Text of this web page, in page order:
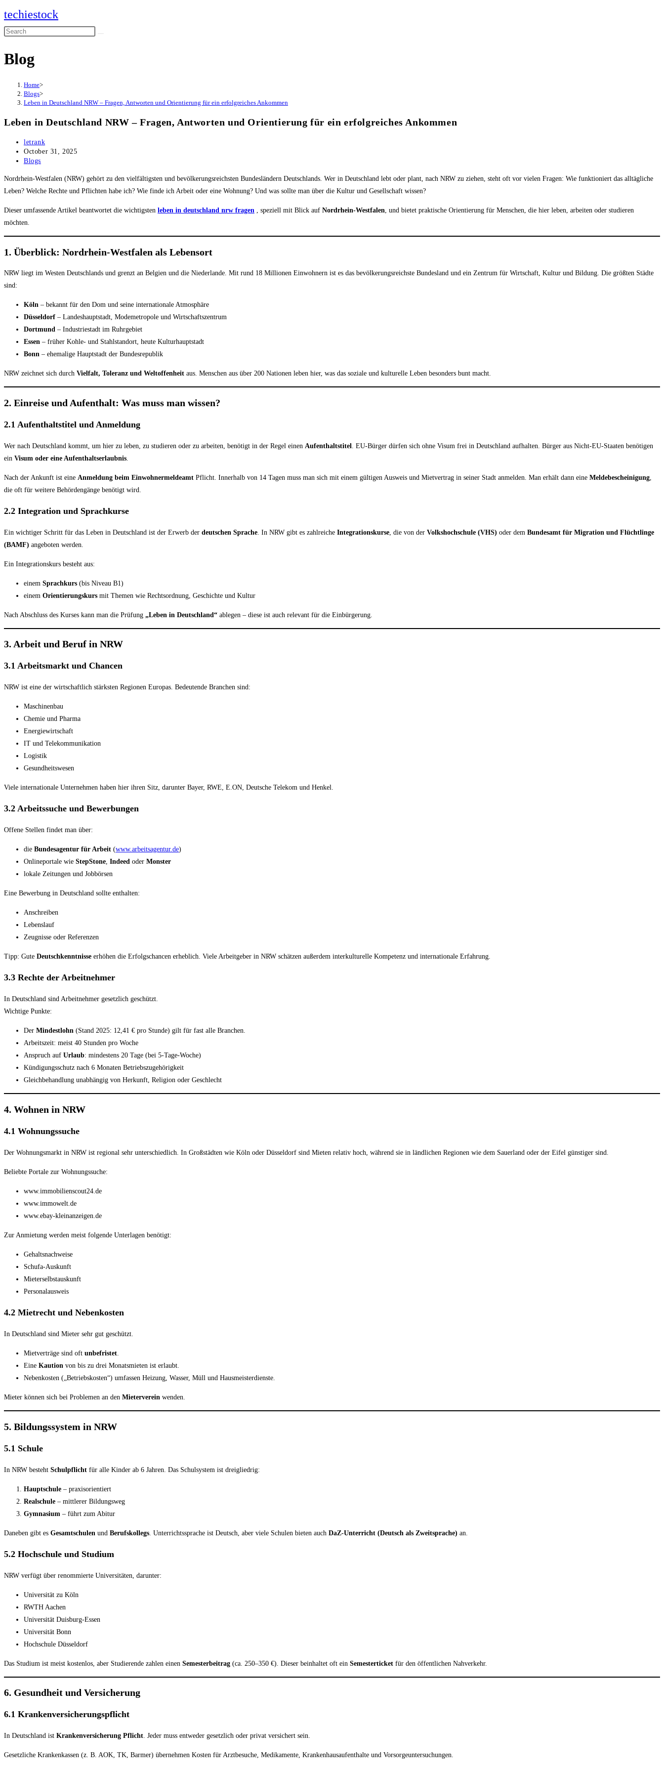
Skip
to
content
techiestock
Search
website
Blog
Home>
Blogs>
Leben in Deutschland NRW – Fragen, Antworten und Orientierung für ein erfolgreiches Ankommen
Leben in Deutschland NRW – Fragen, Antworten und Orientierung für ein erfolgreiches Ankommen
Post
author:
letrank
Post
published:
October 31, 2025
Post
Blogs
Nordrhein-Westfalen (NRW) gehört zu den vielfältigsten und bevölkerungsreichsten Bundesländern Deutschlands. Wer in Deutschland lebt oder plant, nach NRW zu ziehen, steht oft vor vielen Fragen: Wie funktioniert das alltägliche
Leben? Welche Rechte und Pflichten habe ich? Wie finde ich Arbeit oder eine Wohnung? Und was sollte man über die Kultur und Gesellschaft wissen?
Dieser umfassende Artikel beantwortet die wichtigsten leben in deutschland nrw fragen , speziell mit Blick auf Nordrhein-Westfalen, und bietet praktische Orientierung für Menschen, die hier leben, arbeiten oder studieren
möchten.
1. Überblick: Nordrhein-Westfalen als Lebensort
NRW liegt im Westen Deutschlands und grenzt an Belgien und die Niederlande. Mit rund 18 Millionen Einwohnern ist es das bevölkerungsreichste Bundesland und ein Zentrum für Wirtschaft, Kultur und Bildung. Die größten Städte
sind:
Köln – bekannt für den Dom und seine internationale Atmosphäre
Düsseldorf – Landeshauptstadt, Modemetropole und Wirtschaftszentrum
Dortmund – Industriestadt im Ruhrgebiet
Essen – früher Kohle- und Stahlstandort, heute Kulturhauptstadt
Bonn – ehemalige Hauptstadt der Bundesrepublik
NRW zeichnet sich durch Vielfalt, Toleranz und Weltoffenheit aus. Menschen aus über 200 Nationen leben hier, was das soziale und kulturelle Leben besonders bunt macht.
2. Einreise und Aufenthalt: Was muss man wissen?
2.1 Aufenthaltstitel und Anmeldung
Wer nach Deutschland kommt, um hier zu leben, zu studieren oder zu arbeiten, benötigt in der Regel einen Aufenthaltstitel
. EU-Bürger dürfen sich ohne Visum frei in Deutschland aufhalten. Bürger aus Nicht-EU-Staaten benötigen
ein Visum oder eine Aufenthaltserlaubnis
Nach der Ankunft ist eine Anmeldung beim Einwohnermeldeamt Pflicht. Innerhalb von 14 Tagen muss man sich mit einem gültigen Ausweis und Mietvertrag in seiner Stadt anmelden. Man erhält dann eine Meldebescheinigung
die oft für weitere Behördengänge benötigt wird.
2.2 Integration und Sprachkurse
Ein wichtiger Schritt für das Leben in Deutschland ist der Erwerb der deutschen Sprache . In NRW gibt es zahlreiche Integrationskurse , die von der Volkshochschule (VHS) oder dem Bundesamt für Migration und Flüchtlinge
(BAMF) angeboten werden.
Ein Integrationskurs besteht aus:
einem Sprachkurs (bis Niveau B1)
einem Orientierungskurs mit Themen wie Rechtsordnung, Geschichte und Kultur
Nach Abschluss des Kurses kann man die Prüfung „Leben in Deutschland“ ablegen – diese ist auch relevant für die Einbürgerung.
3. Arbeit und Beruf in NRW
3.1 Arbeitsmarkt und Chancen
NRW ist eine der wirtschaftlich stärksten Regionen Europas. Bedeutende Branchen sind:
Maschinenbau
Chemie und Pharma
Energiewirtschaft
IT und Telekommunikation
Logistik
Gesundheitswesen
Viele internationale Unternehmen haben hier ihren Sitz, darunter Bayer, RWE, E.ON, Deutsche Telekom und Henkel.
3.2 Arbeitssuche und Bewerbungen
Offene Stellen findet man über:
die Bundesagentur für Arbeit (www.arbeitsagentur.de)
Onlineportale wie StepStone, Indeed oder Monster
lokale Zeitungen und Jobbörsen
Eine Bewerbung in Deutschland sollte enthalten:
Anschreiben
Lebenslauf
Zeugnisse oder Referenzen
Tipp: Gute Deutschkenntnisse erhöhen die Erfolgschancen erheblich. Viele Arbeitgeber in NRW schätzen außerdem interkulturelle Kompetenz und internationale Erfahrung.
3.3 Rechte der Arbeitnehmer
In Deutschland sind Arbeitnehmer gesetzlich geschützt.
Wichtige Punkte:
Der Mindestlohn (Stand 2025: 12,41 € pro Stunde) gilt für fast alle Branchen.
Arbeitszeit: meist 40 Stunden pro Woche
Anspruch auf Urlaub: mindestens 20 Tage (bei 5-Tage-Woche)
Kündigungsschutz nach 6 Monaten Betriebszugehörigkeit
Gleichbehandlung unabhängig von Herkunft, Religion oder Geschlecht
4. Wohnen in NRW
4.1 Wohnungssuche
Der Wohnungsmarkt in NRW ist regional sehr unterschiedlich. In Großstädten wie Köln oder Düsseldorf sind Mieten relativ hoch, während sie in ländlichen Regionen wie dem Sauerland oder der Eifel günstiger sind.
Beliebte Portale zur Wohnungssuche:
www.immobilienscout24.de
www.immowelt.de
www.ebay-kleinanzeigen.de
Zur Anmietung werden meist folgende Unterlagen benötigt:
Gehaltsnachweise
Schufa-Auskunft
Mieterselbstauskunft
Personalausweis
4.2 Mietrecht und Nebenkosten
In Deutschland sind Mieter sehr gut geschützt.
Mietverträge sind oft unbefristet.
Eine Kaution von bis zu drei Monatsmieten ist erlaubt.
Nebenkosten („Betriebskosten“) umfassen Heizung, Wasser, Müll und Hausmeisterdienste.
Mieter können sich bei Problemen an den Mieterverein wenden.
5. Bildungssystem in NRW
5.1 Schule
In NRW besteht Schulpflicht für alle Kinder ab 6 Jahren. Das Schulsystem ist dreigliedrig:
Hauptschule – praxisorientiert
Realschule – mittlerer Bildungsweg
Gymnasium – führt zum Abitur
Daneben gibt es Gesamtschulen und Berufskollegs . Unterrichtssprache ist Deutsch, aber viele Schulen bieten auch DaZ-Unterricht (Deutsch als Zweitsprache) an.
5.2 Hochschule und Studium
NRW verfügt über renommierte Universitäten, darunter:
Universität zu Köln
RWTH Aachen
Universität Duisburg-Essen
Universität Bonn
Hochschule Düsseldorf
Das Studium ist meist kostenlos, aber Studierende zahlen einen Semesterbeitrag (ca. 250–350 €). Dieser beinhaltet oft ein Semesterticket für den öffentlichen Nahverkehr.
6. Gesundheit und Versicherung
6.1 Krankenversicherungspflicht
In Deutschland ist Krankenversicherung Pflicht. Jeder muss entweder gesetzlich oder privat versichert sein.
Gesetzliche Krankenkassen (z. B. AOK, TK, Barmer) übernehmen Kosten für Arztbesuche, Medikamente, Krankenhausaufenthalte und Vorsorgeuntersuchungen.